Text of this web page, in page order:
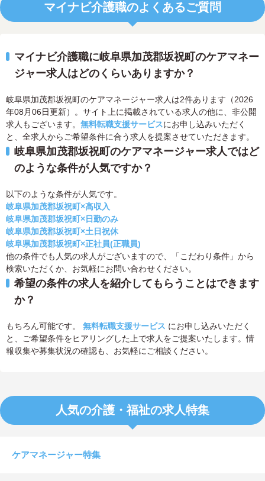
マイナビ介護職のよくあるご質問
マイナビ介護職に岐阜県加茂郡坂祝町のケアマネー
ジャー求人はどのくらいありますか？
岐阜県加茂郡坂祝町のケアマネージャー求人は2件あります（2026
年08月06日更新）。サイト上に掲載されている求人の他に、非公開
求人もございます。 無料転職支援サービスにお申し込みいただく
と、全求人からご希望条件に合う求人を提案させていただきます。
岐阜県加茂郡坂祝町のケアマネージャー求人ではど
のような条件が人気ですか？
以下のような条件が人気です。
岐阜県加茂郡坂祝町×高収入
岐阜県加茂郡坂祝町×日勤のみ
岐阜県加茂郡坂祝町×土日祝休
岐阜県加茂郡坂祝町×正社員(正職員)
他の条件でも人気の求人がございますので、「こだわり条件」から
検索いただくか、お気軽にお問い合わせください。
希望の条件の求人を紹介してもらうことはできます
か？
もちろん可能です。 無料転職支援サービス にお申し込みいただく
と、ご希望条件をヒアリングした上で求人をご提案いたします。情
報収集や募集状況の確認も、お気軽にご相談ください。
人気の介護・福祉の求人特集
ケアマネージャー特集